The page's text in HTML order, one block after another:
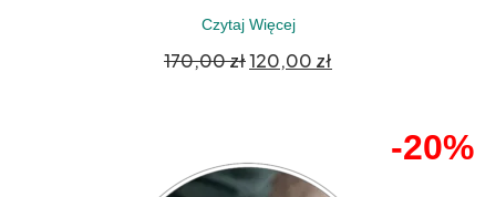
Czytaj Więcej
170,00zł120,00 zł
-20%